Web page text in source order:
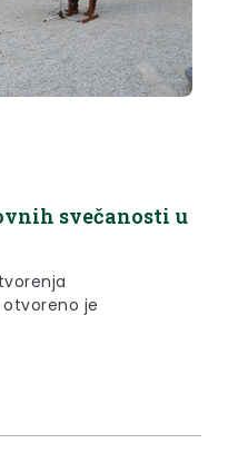
svečanosti u
je